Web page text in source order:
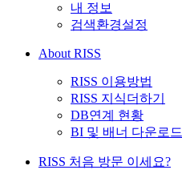
내 정보
검색환경설정
About RISS
RISS 이용방법
RISS 지식더하기
DB연계 현황
BI 및 배너 다운로드
RISS 처음 방문 이세요?